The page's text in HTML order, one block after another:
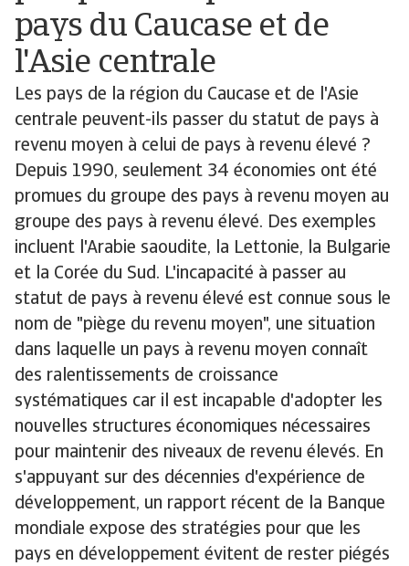
pays du Caucase et de
l'Asie centrale
Les pays de la région du Caucase et de l'Asie
centrale peuvent-ils passer du statut de pays à
revenu moyen à celui de pays à revenu élevé ?
Depuis 1990, seulement 34 économies ont été
promues du groupe des pays à revenu moyen au
groupe des pays à revenu élevé. Des exemples
incluent l'Arabie saoudite, la Lettonie, la Bulgarie
et la Corée du Sud. L'incapacité à passer au
statut de pays à revenu élevé est connue sous le
nom de "piège du revenu moyen", une situation
dans laquelle un pays à revenu moyen connaît
des ralentissements de croissance
systématiques car il est incapable d'adopter les
nouvelles structures économiques nécessaires
pour maintenir des niveaux de revenu élevés. En
s'appuyant sur des décennies d'expérience de
développement, un rapport récent de la Banque
mondiale expose des stratégies pour que les
pays en développement évitent de rester piégés